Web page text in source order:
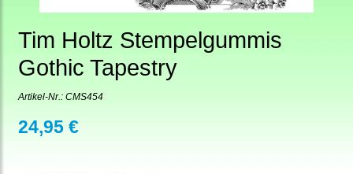
Tim Holtz Stempelgummis
Gothic Tapestry
Artikel-Nr.: CMS454
24,95 €